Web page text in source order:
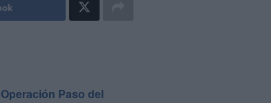
Operación Paso del